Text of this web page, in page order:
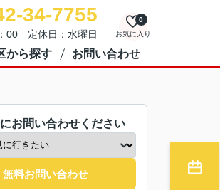
34-7755
00 定休日：水曜日 お気に入り
0
から探す お問い合わせ
お問い合わせください
無料お問い合わせ